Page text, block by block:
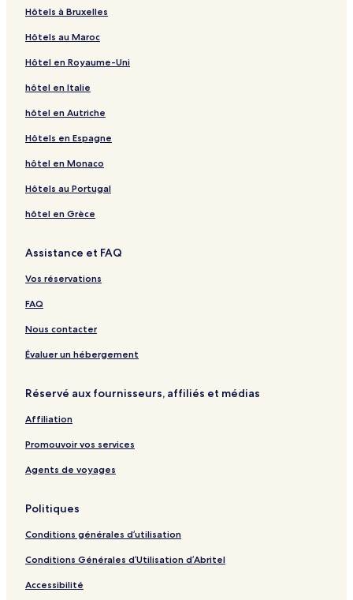
Hôtels à Bruxelles
Hôtels au Maroc
Hôtel en Royaume-Uni
hôtel en Italie
hôtel en Autriche
Hôtels en Espagne
hôtel en Monaco
Hôtels au Portugal
hôtel en Grèce
Assistance et FAQ
Vos réservations
FAQ
Nous contacter
Évaluer un hébergement
Réservé aux fournisseurs, affiliés et médias
Affiliation
Promouvoir vos services
Agents de voyages
Politiques
Conditions générales d’utilisation
Conditions Générales d’Utilisation d’Abritel
Accessibilité